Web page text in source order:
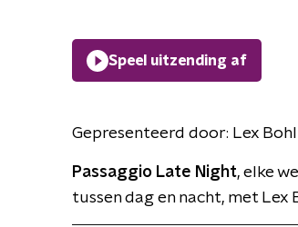
Speel uitzending af
Gepresenteerd door: Lex
Passaggio Late Night, elke
tussen dag en nacht, met Lex